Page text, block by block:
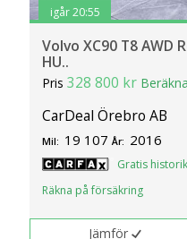
igår 20:55
Volvo XC90 T8 AWD
HU..
Pris328 800 kr
CarDeal Örebro AB
Mil: 19 107 År: 2016
Gratis
Räkna på försäkring
Jämför